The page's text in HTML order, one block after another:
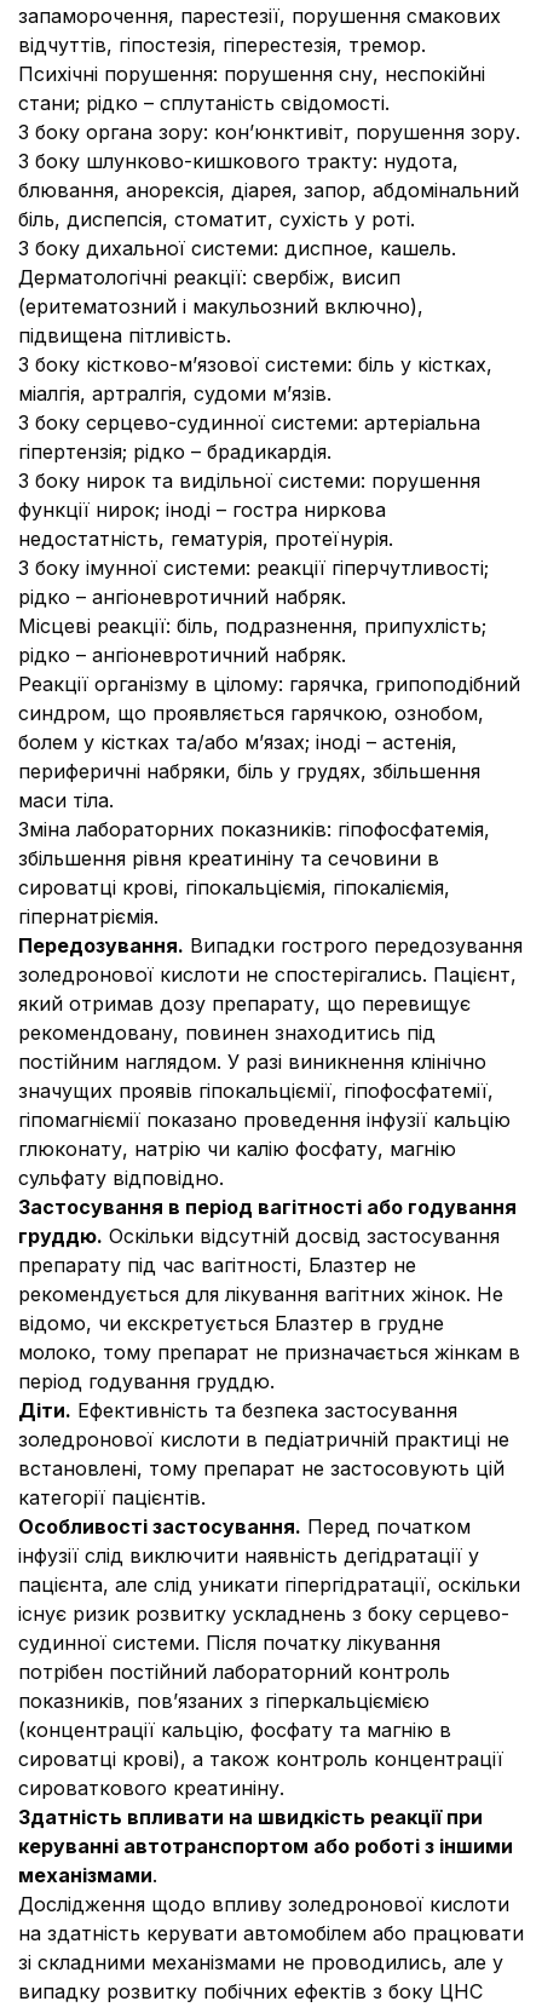
запаморочення, парестезії, порушення смакових
відчуттів, гіпостезія, гіперестезія, тремор.
Психічні порушення: порушення сну, неспокійні
стани; рідко – сплутаність свідомості.
З боку органа зору: кон’юнктивіт, порушення зору.
З боку шлунково-кишкового тракту: нудота,
блювання, анорексія, діарея, запор, абдомінальний
біль, диспепсія, стоматит, сухість у роті.
З боку дихальної системи: диспное, кашель.
Дерматологічні реакції: свербіж, висип
(еритематозний і макульозний включно),
підвищена пітливість.
З боку кістково-м’язової системи: біль у кістках,
міалгія, артралгія, судоми м’язів.
З боку серцево-судинної системи: артеріальна
гіпертензія; рідко – брадикардія.
З боку нирок та видільної системи: порушення
функції нирок; іноді – гостра ниркова
недостатність, гематурія, протеїнурія.
З боку імунної системи: реакції гіперчутливості;
рідко – ангіоневротичний набряк.
Місцеві реакції: біль, подразнення, припухлість;
рідко – ангіоневротичний набряк.
Реакції організму в цілому: гарячка, грипоподібний
синдром, що проявляється гарячкою, ознобом,
болем у кістках та/або м’язах; іноді – астенія,
периферичні набряки, біль у грудях, збільшення
маси тіла.
Зміна лабораторних показників: гіпофосфатемія,
збільшення рівня креатиніну та сечовини в
сироватці крові, гіпокальціємія, гіпокаліємія,
гіпернатріємія.
Передозування. Випадки гострого передозування
золедронової кислоти не спостерігались. Пацієнт,
який отримав дозу препарату, що перевищує
рекомендовану, повинен знаходитись під
постійним наглядом. У разі виникнення клінічно
значущих проявів гіпокальціємії, гіпофосфатемії,
гіпомагніємії показано проведення інфузії кальцію
глюконату, натрію чи калію фосфату, магнію
сульфату відповідно.
Застосування в період вагітності або годування
груддю. Оскільки відсутній досвід застосування
препарату під час вагітності, Блазтер не
рекомендується для лікування вагітних жінок. Не
відомо, чи екскретується Блазтер в грудне
молоко, тому препарат не призначається жінкам в
період годування груддю.
Діти. Ефективність та безпека застосування
золедронової кислоти в педіатричній практиці не
встановлені, тому препарат не застосовують цій
категорії пацієнтів.
Особливості застосування. Перед початком
інфузії слід виключити наявність дегідратації у
пацієнта, але слід уникати гіпергідратації, оскільки
існує ризик розвитку ускладнень з боку серцево-
судинної системи. Після початку лікування
потрібен постійний лабораторний контроль
показників, пов’язаних з гіперкальціємією
(концентрації кальцію, фосфату та магнію в
сироватці крові), а також контроль концентрації
сироваткового креатиніну.
Здатність впливати на швидкість реакції при
керуванні автотранспортом або роботі з іншими
механізмами.
Дослідження щодо впливу золедронової кислоти
на здатність керувати автомобілем або працювати
зі складними механізмами не проводились, але у
випадку розвитку побічних ефектів з боку ЦНС